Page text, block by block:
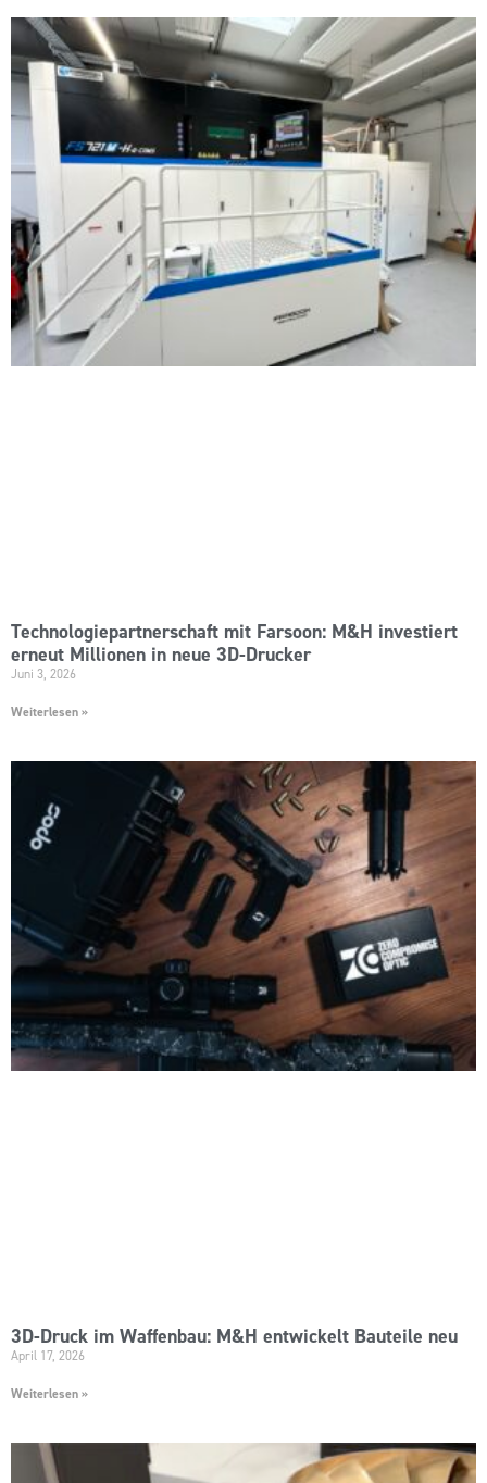
Technologiepartnerschaft mit Farsoon: M&H investiert
erneut Millionen in neue 3D-Drucker
Juni 3, 2026
Weiterlesen »
3D-Druck im Waffenbau: M&H entwickelt Bauteile neu
April 17, 2026
Weiterlesen »